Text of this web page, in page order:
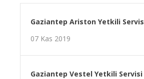
Gaziantep Ariston Yetkili Servis
07 Kas 2019
Gaziantep Vestel Yetkili Servisi